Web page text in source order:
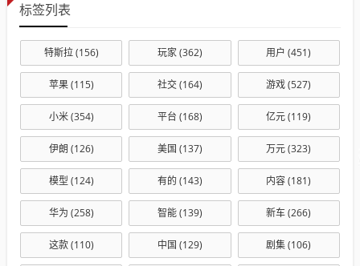
标签列表
特斯拉(156) 玩家(362) 用户 (451)
苹果(115) 社交(164) 游戏(527)
小米(354) 平台 (168) 亿元(119)
伊朗 (126) 美国 (137) 万元(323)
模型 (124) 有的 (143) 内容(181)
华为 (258) 智能(139) 新车(266)
这款(110) 中国 (129) 剧集(106)